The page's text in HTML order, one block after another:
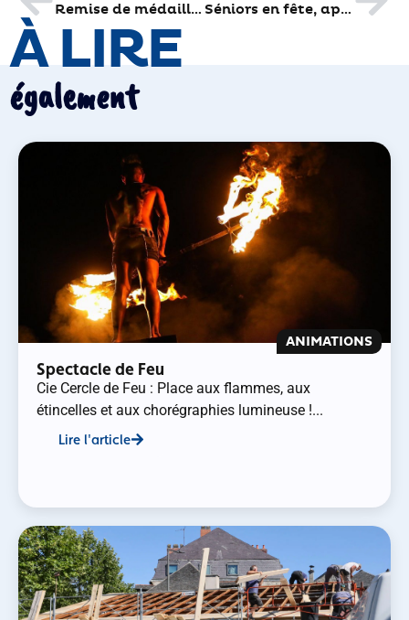
Remise de médailles à Photonis Séniors en fête, après vendredi il sera trop tard…
À LIRE
également
ANIMATIONS
Spectacle de Feu
Cie Cercle de Feu : Place aux flammes, aux
étincelles et aux chorégraphies lumineuse !...
Lire l'article